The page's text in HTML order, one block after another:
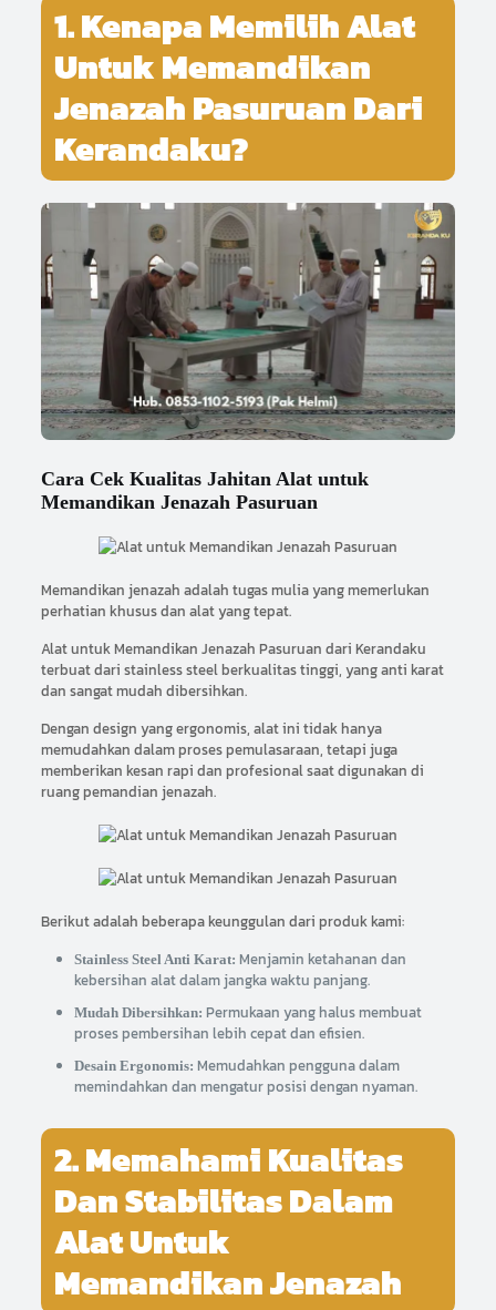
1. Kenapa Memilih Alat
Untuk Memandikan
Jenazah Pasuruan Dari
Kerandaku?
Cara Cek Kualitas Jahitan Alat untuk
Memandikan Jenazah Pasuruan
Memandikan jenazah adalah tugas mulia yang memerlukan
perhatian khusus dan alat yang tepat.
Alat untuk Memandikan Jenazah Pasuruan dari Kerandaku
terbuat dari stainless steel berkualitas tinggi, yang anti karat
dan sangat mudah dibersihkan.
Dengan design yang ergonomis, alat ini tidak hanya
memudahkan dalam proses pemulasaraan, tetapi juga
memberikan kesan rapi dan profesional saat digunakan di
ruang pemandian jenazah.
Berikut adalah beberapa keunggulan dari produk kami:
Stainless Steel Anti Karat: Menjamin ketahanan dan
kebersihan alat dalam jangka waktu panjang.
Mudah Dibersihkan: Permukaan yang halus membuat
proses pembersihan lebih cepat dan efisien.
Desain Ergonomis: Memudahkan pengguna dalam
memindahkan dan mengatur posisi dengan nyaman.
2. Memahami Kualitas
Dan Stabilitas Dalam
Alat Untuk
Memandikan Jenazah